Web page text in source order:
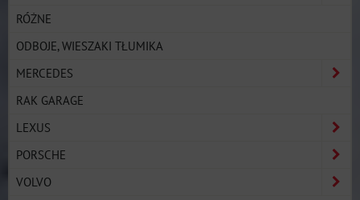
RÓŻNE
ODBOJE, WIESZAKI TŁUMIKA
MERCEDES
RAK GARAGE
LEXUS
PORSCHE
VOLVO